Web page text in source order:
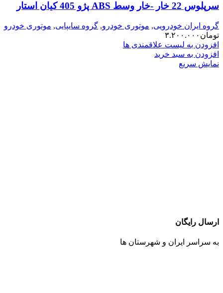
سرپلوس 22 خار -خار وسط ABS پژو 405 کیان استار
گروه ایران خودرویی, موتوری خودرو, گروه سایپایی, موتوری خودرو
تومان ۳.۲۰۰.۰۰۰
افزودن به لیست علاقمندی ها
افزودن به سبد خرید
نمایش سریع
ارسال رایگان
به سراسر ایران و شهرستان ها